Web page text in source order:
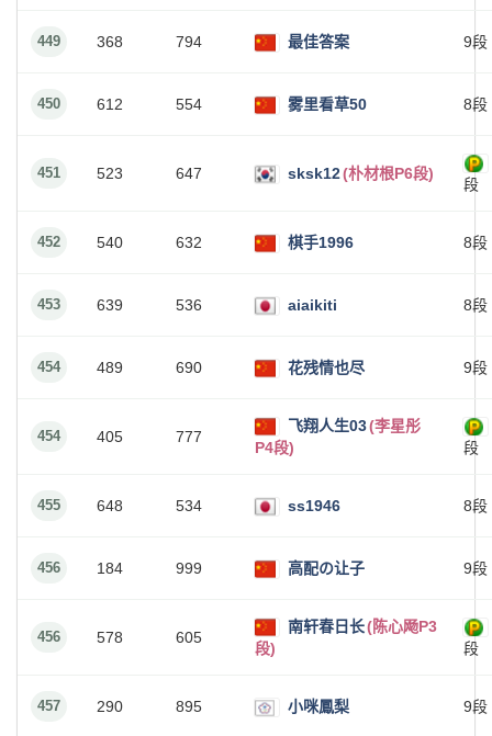
449 368 794 最佳答案 9段
450 612 554 雾里看草50 8段
451 523 647 sksk12(朴材根P6段)
段
452 540 632 棋手1996 8段
453 639 536 aiaikiti 8段
454 489 690 花残情也尽 9段
454 405 777
飞翔人生03(李星彤
P4段)
段
455 648 534 ss1946 8段
456 184 999 高配の让子 9段
456 578 605
南轩春日长(陈心飏P3
段)
段
457 290 895 小咪鳳梨 9段